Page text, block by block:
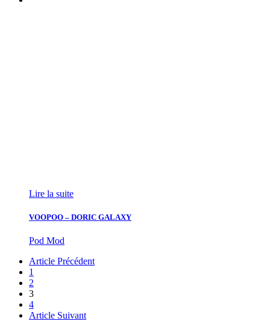
Lire la suite
VOOPOO – DORIC GALAXY
Pod Mod
Article Précédent
1
2
3
4
Article Suivant